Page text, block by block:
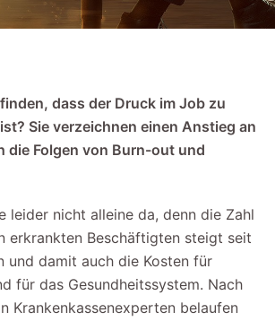
dass der Druck im Job zu
Sie verzeichnen einen Anstieg an
die Folgen von Burn-out und
leider nicht alleine da, denn die Zahl
erkrankten Beschäftigten steigt seit
und damit auch die Kosten für
für das Gesundheitssystem. Nach
Krankenkassenexperten belaufen